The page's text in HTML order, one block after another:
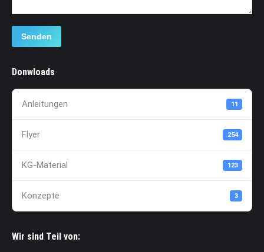
Senden
Donwloads
Anleitungen 11
Flyer 254
KG-Material 123
Konzepte 3
Wir sind Teil von: